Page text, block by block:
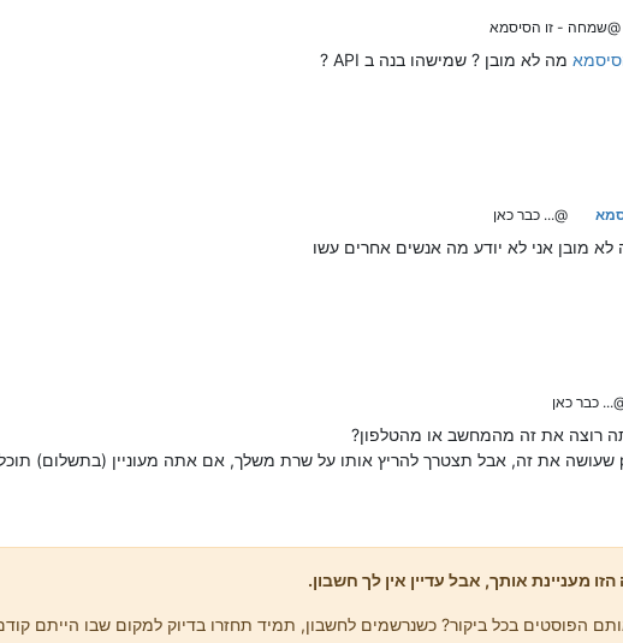
@שמחה - זו הסיסמא
מה לא מובן ? שמישהו בנה ב API ?
@... כבר כאן
לא מובן אני לא יודע מה אנשים אחרים עשו
כבר כאן
רוצה את זה מהמחשב או מהטלפון?
מעניינת אותך, אבל עדיין אין לך חשבון.
הפוסטים בכל ביקור? כשנרשמים לחשבון, תמיד תחזרו בדיוק למקום שבו הייתם